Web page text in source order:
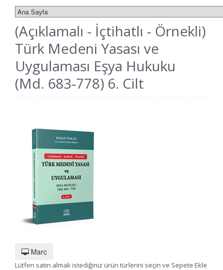
(Açıklamalı - İçtihatlı - Örnekli)
Türk Medeni Yasası ve
Uygulaması Eşya Hukuku
(Md. 683-778) 6. Cilt
Marc
Lütfen satın almak istediğiniz ürün türlerini seçin ve Sepete Ekle